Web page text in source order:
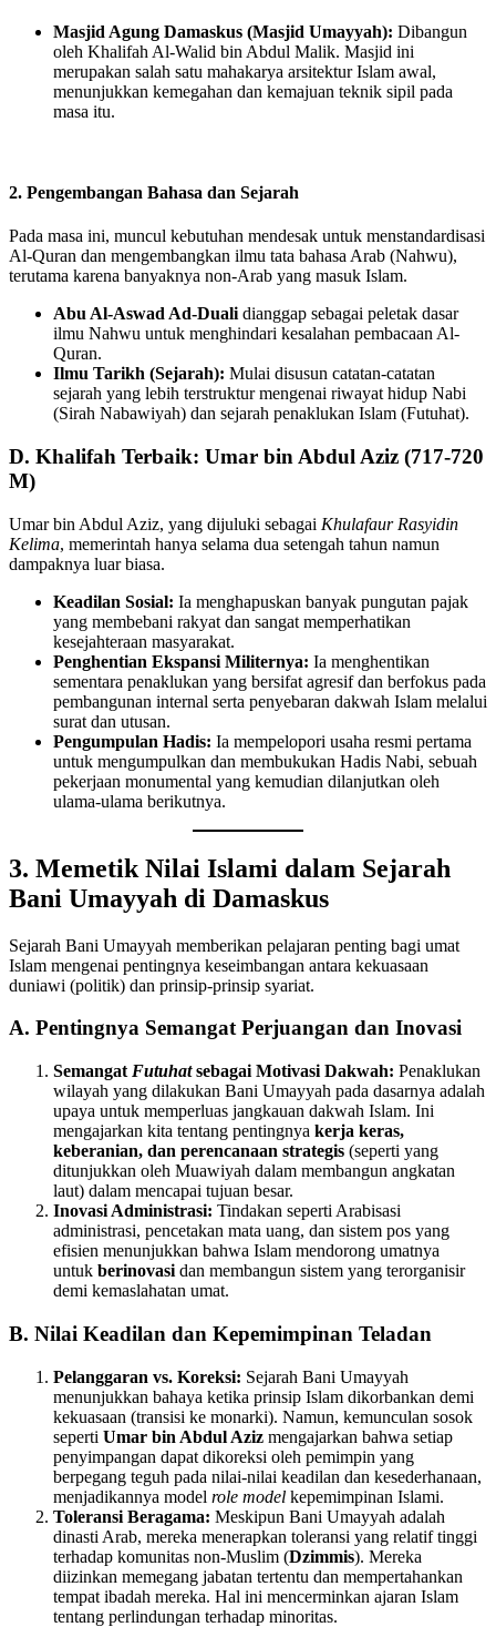
Masjid Agung Damaskus (Masjid Umayyah): Dibangun
oleh Khalifah Al-Walid bin Abdul Malik. Masjid ini
merupakan salah satu mahakarya arsitektur Islam awal,
menunjukkan kemegahan dan kemajuan teknik sipil pada
masa itu.
2. Pengembangan Bahasa dan Sejarah
Pada masa ini, muncul kebutuhan mendesak untuk menstandardisasi
Al-Quran dan mengembangkan ilmu tata bahasa Arab (Nahwu),
terutama karena banyaknya non-Arab yang masuk Islam.
Abu Al-Aswad Ad-Duali dianggap sebagai peletak dasar
ilmu Nahwu untuk menghindari kesalahan pembacaan Al-
Quran.
Ilmu Tarikh (Sejarah): Mulai disusun catatan-catatan
sejarah yang lebih terstruktur mengenai riwayat hidup Nabi
(Sirah Nabawiyah) dan sejarah penaklukan Islam (Futuhat).
D. Khalifah Terbaik: Umar bin Abdul Aziz (717-720
M)
Umar bin Abdul Aziz, yang dijuluki sebagai Khulafaur Rasyidin
Kelima, memerintah hanya selama dua setengah tahun namun
dampaknya luar biasa.
Keadilan Sosial: Ia menghapuskan banyak pungutan pajak
yang membebani rakyat dan sangat memperhatikan
kesejahteraan masyarakat.
Penghentian Ekspansi Militernya: Ia menghentikan
sementara penaklukan yang bersifat agresif dan berfokus pada
pembangunan internal serta penyebaran dakwah Islam melalui
surat dan utusan.
Pengumpulan Hadis: Ia mempelopori usaha resmi pertama
untuk mengumpulkan dan membukukan Hadis Nabi, sebuah
pekerjaan monumental yang kemudian dilanjutkan oleh
ulama-ulama berikutnya.
3. Memetik Nilai Islami dalam Sejarah
Bani Umayyah di Damaskus
Sejarah Bani Umayyah memberikan pelajaran penting bagi umat
Islam mengenai pentingnya keseimbangan antara kekuasaan
duniawi (politik) dan prinsip-prinsip syariat.
A. Pentingnya Semangat Perjuangan dan Inovasi
Semangat Futuhatsebagai Motivasi Dakwah: Penaklukan
wilayah yang dilakukan Bani Umayyah pada dasarnya adalah
upaya untuk memperluas jangkauan dakwah Islam. Ini
mengajarkan kita tentang pentingnya kerja keras,
keberanian, dan perencanaan strategis (seperti yang
ditunjukkan oleh Muawiyah dalam membangun angkatan
laut) dalam mencapai tujuan besar.
Inovasi Administrasi: Tindakan seperti Arabisasi
administrasi, pencetakan mata uang, dan sistem pos yang
efisien menunjukkan bahwa Islam mendorong umatnya
untuk berinovasi dan membangun sistem yang terorganisir
demi kemaslahatan umat.
B. Nilai Keadilan dan Kepemimpinan Teladan
Pelanggaran vs. Koreksi: Sejarah Bani Umayyah
menunjukkan bahaya ketika prinsip Islam dikorbankan demi
kekuasaan (transisi ke monarki). Namun, kemunculan sosok
seperti Umar bin Abdul Aziz mengajarkan bahwa setiap
penyimpangan dapat dikoreksi oleh pemimpin yang
berpegang teguh pada nilai-nilai keadilan dan kesederhanaan,
menjadikannya model role model kepemimpinan Islami.
Toleransi Beragama: Meskipun Bani Umayyah adalah
dinasti Arab, mereka menerapkan toleransi yang relatif tinggi
terhadap komunitas non-Muslim (Dzimmis). Mereka
diizinkan memegang jabatan tertentu dan mempertahankan
tempat ibadah mereka. Hal ini mencerminkan ajaran Islam
tentang perlindungan terhadap minoritas.